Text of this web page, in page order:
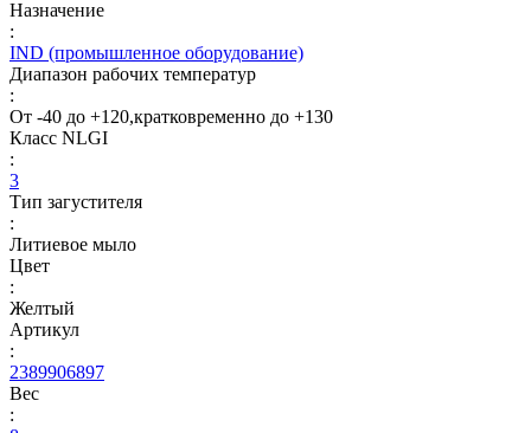
Назначение
:
IND (промышленное оборудование)
Диапазон рабочих температур
:
От -40 до +120,кратковременно до +130
Класс NLGI
:
3
Тип загустителя
:
Литиевое мыло
Цвет
:
Желтый
Артикул
:
2389906897
Вес
: